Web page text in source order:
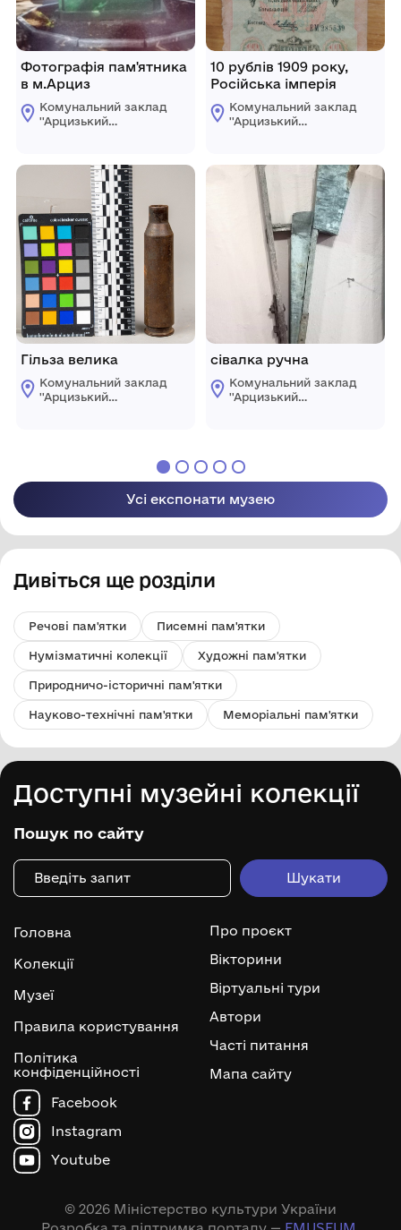
Фотографія пам'ятника
в м.Арциз
Комунальний заклад
''Арцизький
Арцизької міської
Гільза велика
Комунальний заклад
''Арцизький
10 рублів 1909 року,
Російська імперія
Комунальний заклад
''Арцизький
Арцизької міської
ради
сівалка ручна
Комунальний заклад
''Арцизький
Усі експонати музею
Дивіться ще розділи
Речові пам'ятки Писемні пам'ятки
Нумізматичні колекції Художні пам'ятки
Природничо-історичні пам'ятки
Науково-технічні пам'ятки Меморіальні пам'ятки
Доступні музейні колекції
Пошук по сайту
Головна
Колекції
Музеї
Правила користування
Політика
конфіденційності
Про проєкт
Вікторини
Віртуальні тури
Автори
Часті питання
Мапа сайту
Facebook
Instagram
Youtube
© 2026 Міністерство культури України